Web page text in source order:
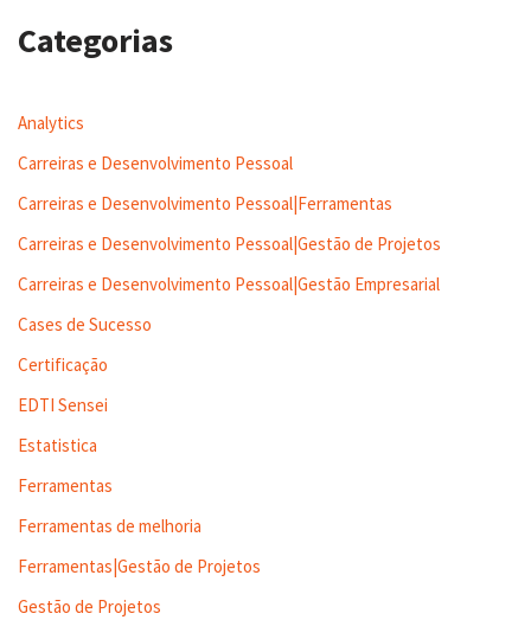
Categorias
Analytics
Carreiras e Desenvolvimento Pessoal
Carreiras e Desenvolvimento Pessoal|Ferramentas
Carreiras e Desenvolvimento Pessoal|Gestão de Projetos
Carreiras e Desenvolvimento Pessoal|Gestão Empresarial
Cases de Sucesso
Certificação
EDTI Sensei
Estatistica
Ferramentas
Ferramentas de melhoria
Ferramentas|Gestão de Projetos
Gestão de Projetos